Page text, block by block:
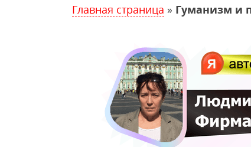
Главная страница » Гуманизм и